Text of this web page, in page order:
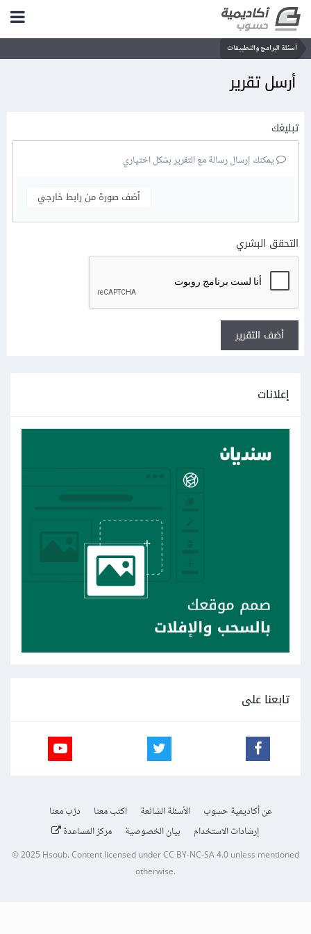
أسئلة البرامج والتطبيقات
أرسل تقرير
تبليغك
يمكنك إرسال رسالة مع التقرير بشكل اختياري
أضف صورة من رابط خارجي
التحقق البشري
أضف التقرير
إعلانات
تابعنا على
عن أكاديمية حسوب الأسئلة الشائعة اكتب معنا
درّب معنا
إرشادات الاستخدام
بيان الخصوصية مركز المساعدة
© 2025 Hsoub.Content licensed underCC BY-NC-SA 4.0unless mentioned
otherwise.